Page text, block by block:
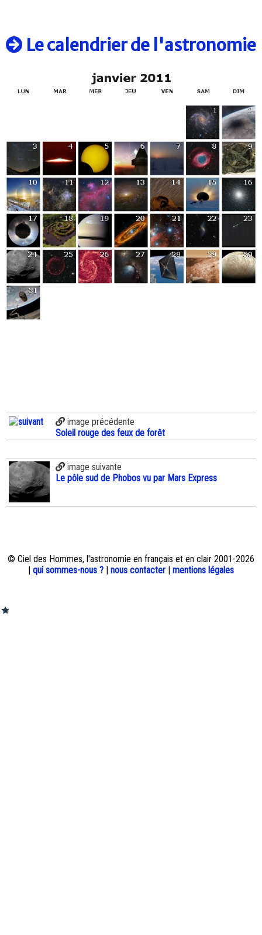
Le calendrier de l'astronomie
image précédente
Soleil rouge des feux de forêt
image suivante
Le pôle sud de Phobos vu par Mars Express
© Ciel des Hommes, l'astronomie en français et en clair 2001-2026
| qui sommes-nous ? | nous contacter | mentions légales